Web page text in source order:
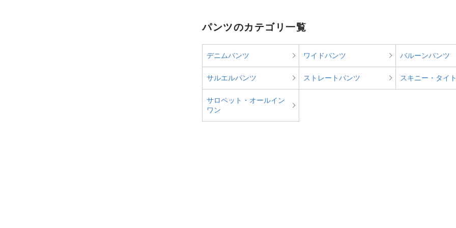
パンツのカテゴリ一覧
デニムパンツ ワイドパンツ バルーンパンツ
サルエルパンツ ストレートパンツ スキニー・タイ
サロペット・オールイン
ワン